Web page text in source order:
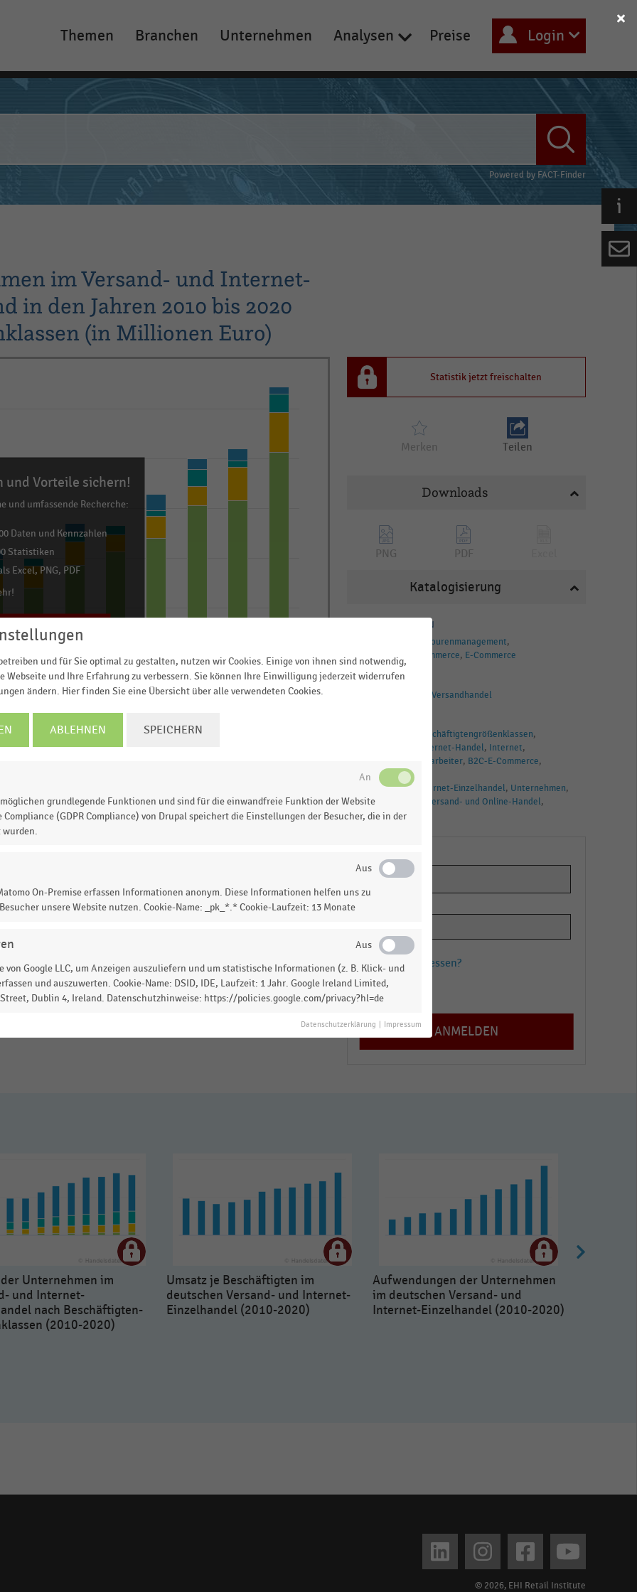
Main
navigation
Themen Branchen Unternehmen Analysen Preise Login
Powered by FACT-Finder
im Versand- und Internet-
in den Jahren 2010 bis 2020
(in Millionen Euro)
6-19 Beschäftigte
2014 2015 2016 2017 2018 2019 2020
und Vorteile sichern!
und umfassende Recherche:
Daten und Kennzahlen
Statistiken
Excel, PNG, PDF
INFORMIEREN
im Versand- und Internet-Einzelhandel in
Größenklassen (in Millionen Euro). Im
Versand- und Internet-Einzelhandel mit 1-2
Statistik? Jetzt einloggen oder
Statistik jetzt freischalten
Merken Teilen
Downloads
PNG PDF
Katalogisierung
HANDELSTHEMEN
Versand- und Retourenmanagement
Omnichannel-Commerce E-Commerce
BRANCHEN
E-Commerce und Versandhandel
Beschäftigtengrößenklassen
Internet-Handel Internet
Mitarbeiter B2C-E-Commerce
Online-Handel
Versand- und Internet-Einzelhandel Unternehmen
Versandhandel
Versand- und Online-Handel
B2C E-Commerce
Passwort vergessen?
Registrieren
Unternehmen im
und Internet-
nach Beschäftigten-
(2010-2020)
Umsatz je Beschäftigten im
deutschen Versand- und Internet-
Einzelhandel (2010-2020)
Aufwendungen der Unternehmen
im deutschen Versand- und
Internet-Einzelhandel (2010-2020)
© 2026, EHI Retail Institute
und für Sie optimal zu gestalten, nutzen wir Cookies. Einige von ihnen sind notwendig,
Webseite und Ihre Erfahrung zu verbessern. Sie können Ihre Einwilligung jederzeit widerrufen
ändern. Hier finden Sie eine Übersicht über alle verwendeten Cookies.
ABLEHNEN SPEICHERN
grundlegende Funktionen und sind für die einwandfreie Funktion der Website
(GDPR Compliance) von Drupal speichert die Einstellungen der Besucher, die in der
wurden.
On-Premise erfassen Informationen anonym. Diese Informationen helfen uns zu
unsere Website nutzen. Cookie-Name: _pk_*.* Cookie-Laufzeit: 13 Monate
von Google LLC, um Anzeigen auszuliefern und um statistische Informationen (z. B. Klick- und
und auszuwerten. Cookie-Name: DSID, IDE, Laufzeit: 1 Jahr. Google Ireland Limited,
Street, Dublin 4, Ireland. Datenschutzhinweise: https://policies.google.com/privacy?hl=de
Datenschutzerklärung Impressum